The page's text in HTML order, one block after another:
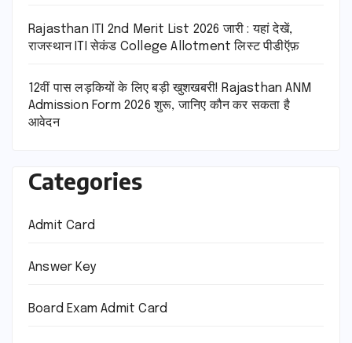
Rajasthan ITI 2nd Merit List 2026 जारी : यहां देखें,
राजस्थान ITI सेकंड College Allotment लिस्ट पीडीऍफ़
12वीं पास लड़कियों के लिए बड़ी खुशखबरी! Rajasthan ANM
Admission Form 2026 शुरू, जानिए कौन कर सकता है
आवेदन
Categories
Admit Card
Answer Key
Board Exam Admit Card